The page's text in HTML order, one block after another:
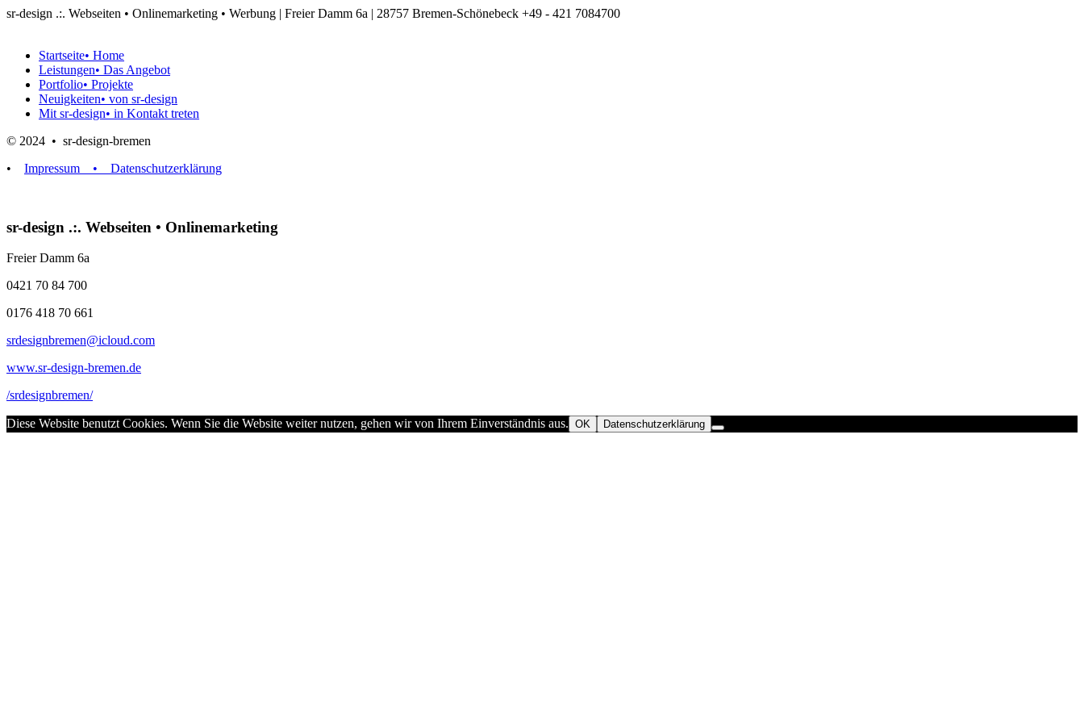
sr-design .:. Webseiten • Onlinemarketing • Werbung | Freier Damm 6a | 28757 Bremen-Schönebeck +49 - 421 7084700
Startseite• Home
Leistungen• Das Angebot
Portfolio• Projekte
Neuigkeiten• von sr-design
Mit sr-design• in Kontakt treten
© 2024 • sr-design-bremen
• Impressum • Datenschutzerklärung
sr-design .:. Webseiten • Onlinemarketing
Freier Damm 6a
0421 70 84 700
0176 418 70 661
srdesignbremen@icloud.com
www.sr-design-bremen.de
/srdesignbremen/
Diese Website benutzt Cookies. Wenn Sie die Website weiter nutzen, gehen wir von Ihrem Einverständnis aus. OK Datenschutzerklärung